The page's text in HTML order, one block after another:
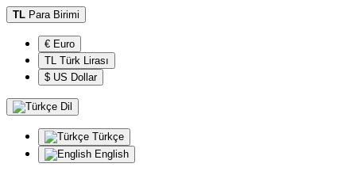
TL Para Birimi
€ Euro
TL Türk Lirası
$ US Dollar
Dil
Türkçe
English